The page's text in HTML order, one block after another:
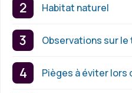
Habitat naturel
Observations sur le
Pièges à éviter lors